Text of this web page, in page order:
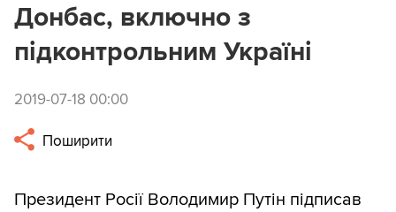
Донбас, включно з
підконтрольним Україні
2019-07-18 00:00
Поширити
Президент Росії Володимир Путін підписав